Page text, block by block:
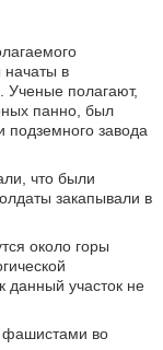
начаты в
Ученые полагают,
панно, был
подземного завода
что были
закапывали в
около горы
данный участок не
фашистами во